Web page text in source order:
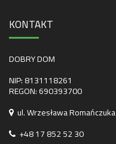
KONTAKT
DOBRY DOM
NIP: 8131118261
REGON: 690393700
ul. Wrzesława
+48 17 852 52 30